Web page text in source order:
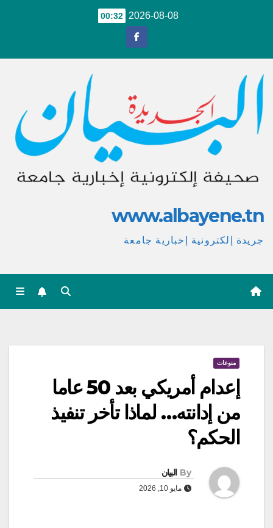
2026-08-08
00:32
www.albayene.tn
جريدة إلكترونية إخبارية جامعة
منوعات
إعدام أمريكي بعد 50 عاما
من إدانته… لماذا تأخر تنفيذ
الحكم؟
By البيان
مايو 10, 2026